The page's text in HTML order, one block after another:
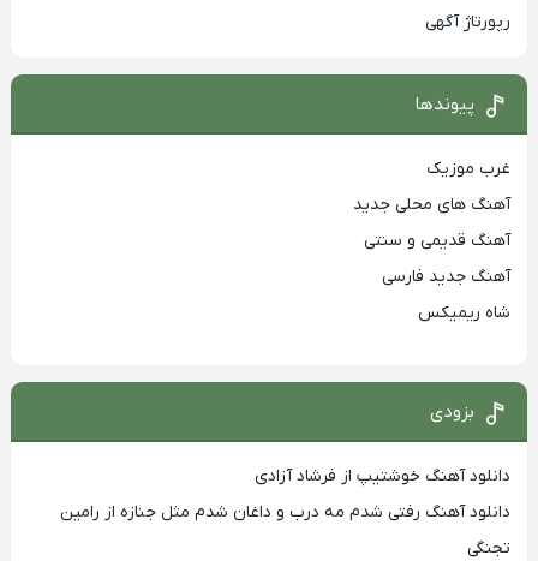
رپورتاژ آگهی
پیوندها
غرب موزیک
آهنگ های محلی جدید
آهنگ قدیمی و سنتی
آهنگ جدید فارسی
شاه ریمیکس
بزودی
دانلود آهنگ خوشتیپ از فرشاد آزادی
دانلود آهنگ رفتی شدم مه درب و داغان شدم مثل جنازه از رامین
تجنگی